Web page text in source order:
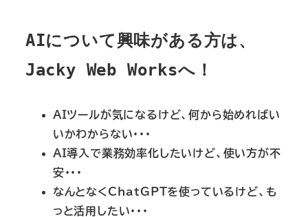
AIについて興味がある方は、
Jacky Web Worksへ！
AIツールが気になるけど、何から始めればい
いかわからない・・・
AI導入で業務効率化したいけど、使い方が不
安・・・
なんとなくChatGPTを使っているけど、も
っと活用したい・・・